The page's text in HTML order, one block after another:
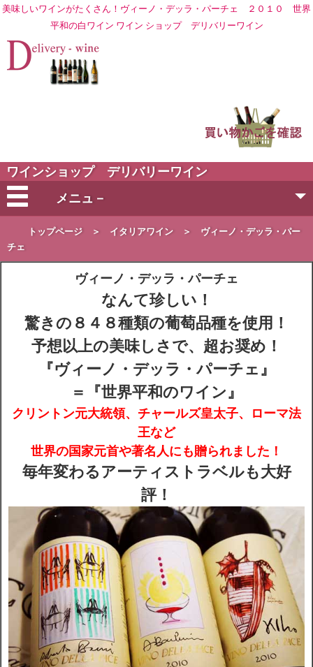
美味しいワインがたくさん！ヴィーノ・デッラ・パーチェ ２０１０ 世界
平和の白ワイン ワイン ショップデリバリーワイン
ワインショップ デリバリーワイン
メニュ－
会社概要
ご注文方法
営業日・お届け日
配送・送料
お支払
メルマガ登録
ワイン検索
生まれ年のワイン【プラチナワイン】
【ワインセラーショップ】
お電話 （03-5913-8046）
トップページ ＞ イタリアワイン ＞ ヴィーノ・デッラ・パー
チェ
ヴィーノ・デッラ・パーチェ
なんて珍しい！
驚きの８４８種類の葡萄品種を使用！
予想以上の美味しさで、超お奨め！
『ヴィーノ・デッラ・パーチェ』
＝『世界平和のワイン』
クリントン元大統領、チャールズ皇太子、ローマ法
王など
世界の国家元首や著名人にも贈られました！
毎年変わるアーティストラベルも大好
評！